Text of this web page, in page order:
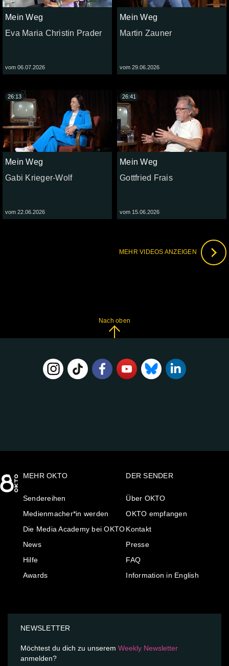
Mein Weg
Eva Maria Christin Prader
vom 06.07.2026
Mein Weg
Martin Zauner
vom 29.06.2026
Mein Weg
Gabi Krieger-Wolf
vom 22.06.2026
26:13
Mein Weg
Gottfried Frais
vom 15.06.2026
26:41
MEHR VIDEOS ANZEIGEN
Nach oben
MEHR OKTO
Sendereihen
Medienmacher*in werden
Die Media Academy bei OKTO
News
Hilfe
Awards
DER SENDER
Über OKTO
OKTO empfangen
Kontakt
Presse
FAQ
Information in English
NEWSLETTER
Möchtest du dich zu unserem Weekly Newsletter
anmelden?